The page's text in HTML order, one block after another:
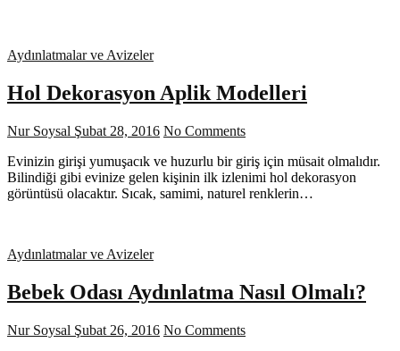
Aydınlatmalar ve Avizeler
Hol Dekorasyon Aplik Modelleri
Nur Soysal Şubat 28, 2016 No Comments
Evinizin girişi yumuşacık ve huzurlu bir giriş için müsait olmalıdır.
Bilindiği gibi evinize gelen kişinin ilk izlenimi hol dekorasyon
görüntüsü olacaktır. Sıcak, samimi, naturel renklerin…
Aydınlatmalar ve Avizeler
Bebek Odası Aydınlatma Nasıl Olmalı?
Nur Soysal Şubat 26, 2016 No Comments